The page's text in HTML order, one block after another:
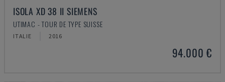
ISOLA XD 38 II SIEMENS
UTIMAC - TOUR DE TYPE SUISSE
ITALIE 2016
94.000 €